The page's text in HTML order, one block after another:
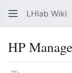
LHlab Wiki
HP